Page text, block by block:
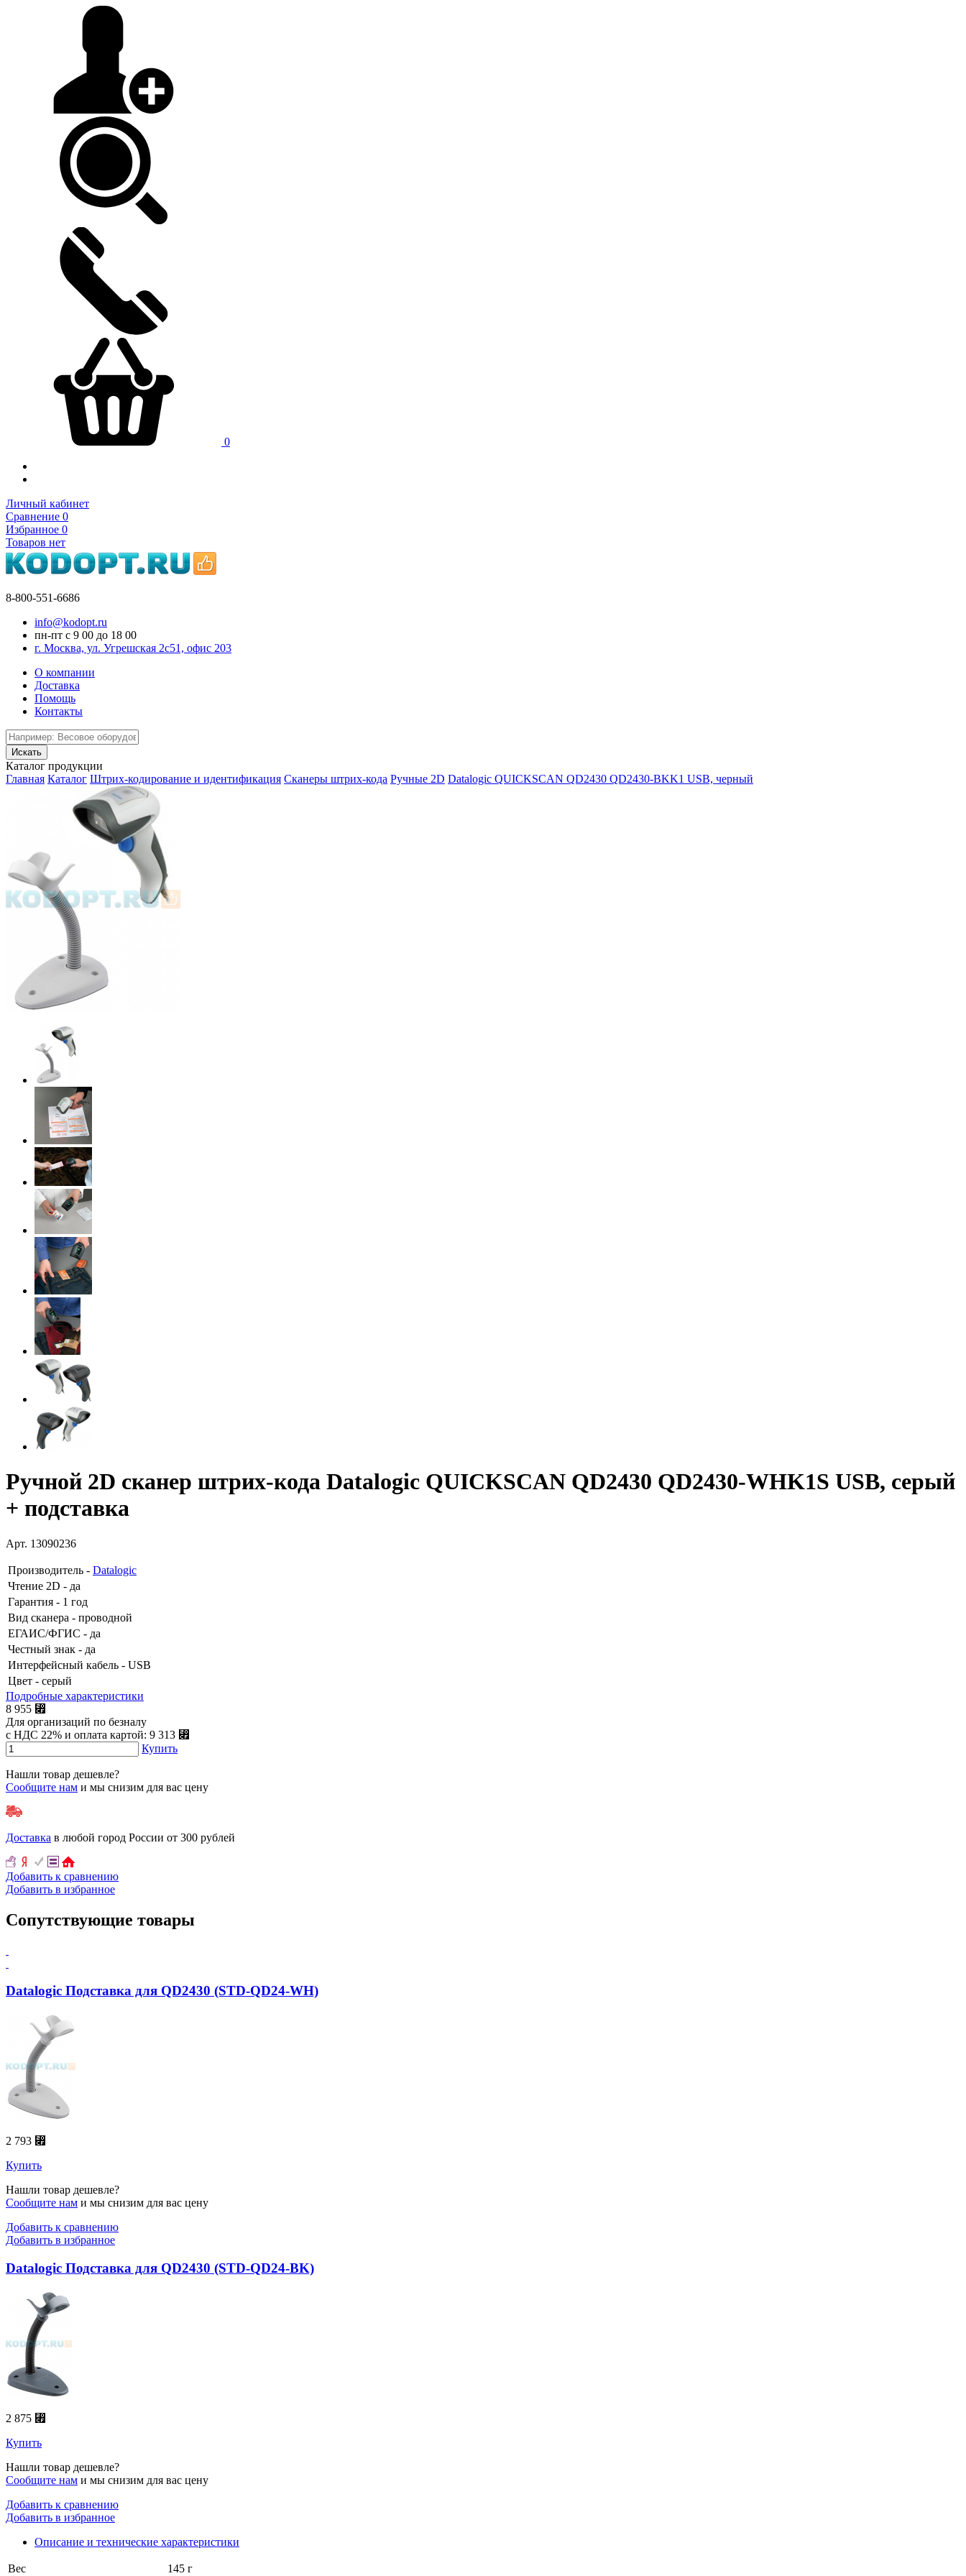
0
Личный кабинет
Сравнение 0
Избранное 0
Товаров нет
8-800-551-6686
info@kodopt.ru
пн-пт с 9 00 до 18 00
г. Москва, ул. Угрешская 2с51, офис 203
О компании
Доставка
Помощь
Контакты
Каталог продукции
Главная Каталог Штрих-кодирование и идентификация Сканеры штрих-кода Ручные 2D Datalogic QUICKSCAN QD2430 QD2430-BKK1 USB, черный
Ручной 2D сканер штрих-кода Datalogic QUICKSCAN QD2430 QD2430-WHK1S USB, серый
+ подставка
Арт. 13090236
Производитель - Datalogic
Чтение 2D - да
Гарантия - 1 год
Вид сканера - проводной
ЕГАИС/ФГИС - да
Честный знак - да
Интерфейсный кабель - USB
Цвет - серый
Подробные характеристики
8 955 ⃏
Для организаций по безналу
с НДС 22% и оплата картой: 9 313 ⃏
Купить
Нашли товар дешевле?
Сообщите нам и мы снизим для вас цену
Доставка в любой город России от 300 рублей
Добавить к сравнению
Добавить в избранное
Сопутствующие товары
Datalogic Подставка для QD2430 (STD-QD24-WH)
2 793 ⃏
Купить
Нашли товар дешевле?
Сообщите нам и мы снизим для вас цену
Добавить к сравнению
Добавить в избранное
Datalogic Подставка для QD2430 (STD-QD24-BK)
2 875 ⃏
Купить
Нашли товар дешевле?
Сообщите нам и мы снизим для вас цену
Добавить к сравнению
Добавить в избранное
Описание и технические характеристики
Вес 145 г